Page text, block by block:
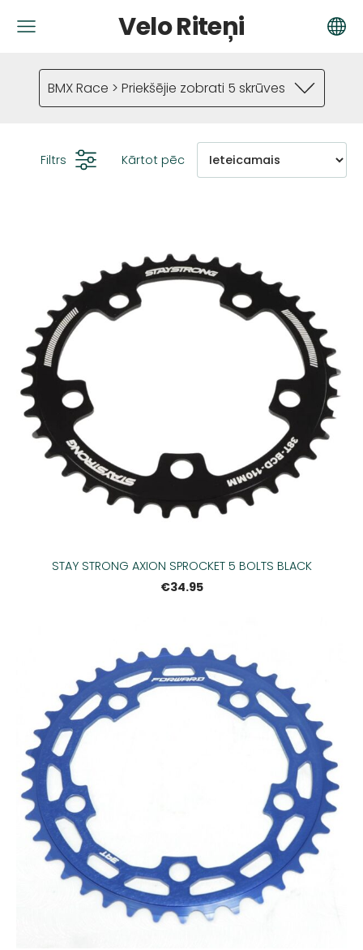
Velo Riteņi
BMX Race > Priekšējie zobrati 5 skrūves
Filtrs Kārtot pēc
STAY STRONG AXION SPROCKET 5 BOLTS BLACK
€34.95